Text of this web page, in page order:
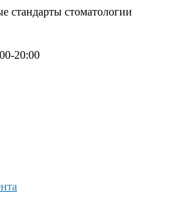
стандарты стоматологии
20:00